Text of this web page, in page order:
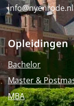
info@nyenrode.nl
Opleidingen
Bachelor
Master &
MBA